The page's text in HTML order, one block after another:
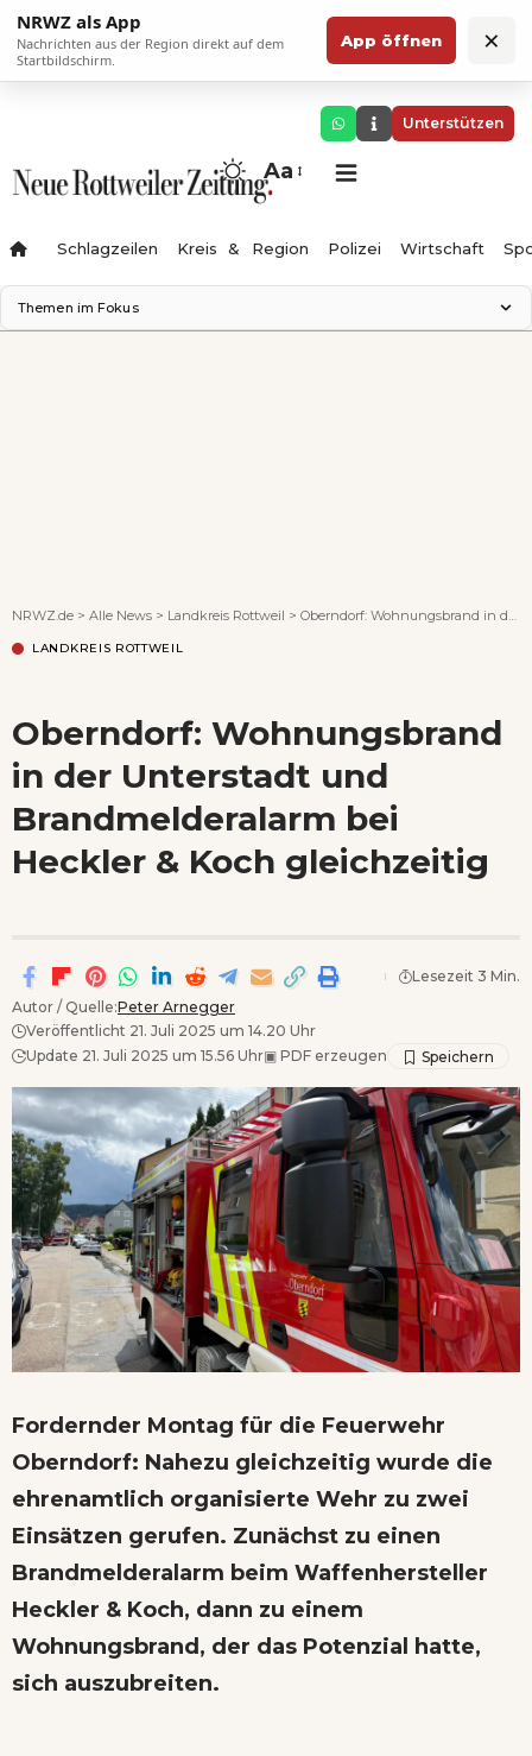
NRWZ als App
Nachrichten aus der Region direkt auf dem
Startbildschirm.
App öffnen ×
Unterstützen
Aa
Schlagzeilen Kreis & Region Polizei Wirtschaft
Themen im Fokus
NRWZ.de > Alle News > Landkreis Rottweil > Oberndorf: Wohnungsbrand in der Unterstadt und Brandmelderalarm bei Heckler & Koch gleichzeitig
LANDKREIS ROTTWEIL
Oberndorf: Wohnungsbrand
in der Unterstadt und
Brandmelderalarm bei
Heckler & Koch gleichzeitig
Autor / Quelle:Peter Arnegger
Veröffentlicht 21. Juli 2025 um 14.20 Uhr
Update 21. Juli 2025 um 15.56 Uhr▣ PDF erzeugen
Lesezeit 3 Min.
Fordernder Montag für die Feuerwehr
Oberndorf: Nahezu gleichzeitig wurde die
ehrenamtlich organisierte Wehr zu zwei
Einsätzen gerufen. Zunächst zu einen
Brandmelderalarm beim Waffenhersteller
Heckler & Koch, dann zu einem
Wohnungsbrand, der das Potenzial hatte,
sich auszubreiten.